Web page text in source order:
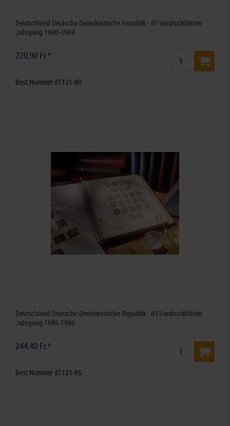
Deutschland Deutsche Demokratische Republik - dT-Vordruckblätter
Jahrgang 1980-1984
220,90 Fr.*
Best.Nummer dT121-80
Deutschland Deutsche Demokratische Republik - dT-Vordruckblätter
Jahrgang 1985-1990
244,40 Fr.*
Best.Nummer dT121-85